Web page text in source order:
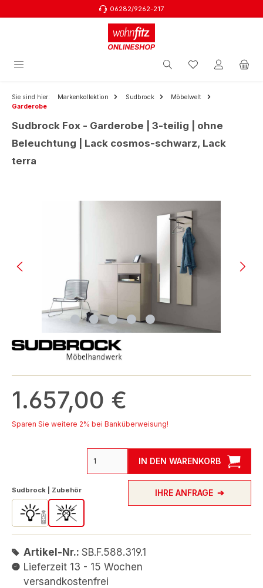
06282/9262-217
Sie sind hier: Markenkollektion Sudbrock
Möbelwelt
Garderobe
Sudbrock Fox - Garderobe | 3-teilig | ohne
Beleuchtung | Lack cosmos-schwarz, Lack
terra
1.657,00 €
Sparen Sie weitere 2% bei Banküberweisung!
IN DEN WARENKORB
IHRE ANFRAGE
Sudbrock | Zubehörauswählen
mit Beleuchtungohne Beleuchtung
Artikel-Nr.: SB.F.588.319.1
Lieferzeit 13 - 15 Wochen
versandkostenfrei